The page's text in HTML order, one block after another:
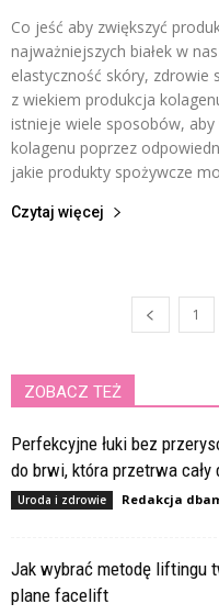
Co jeść aby zwiększyć
najważniejszych białek w
elastyczność skóry, zdrowie
z wiekiem produkcja
istnieje wiele sposobów,
kolagenu poprzez
jakie produkty spożywcze
Czytaj więcej
1
ZOBACZ TEŻ
Perfekcyjne łuki bez
do brwi, która przetrwa cały
Uroda i zdrowie Redakcja
Jak wybrać metodę liftingu
plane facelift